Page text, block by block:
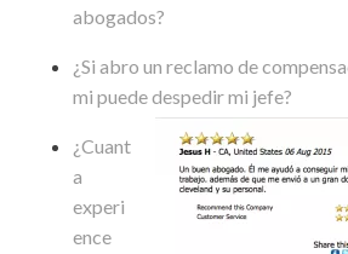
abogados?
¿Si abro un reclamo de
mi puede despedir mi jefe?
¿Cuant
a
experi
ence